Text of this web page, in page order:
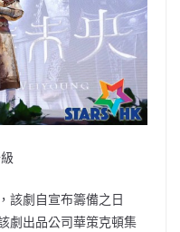
該劇自宣布籌備之日
劇出品公司華策克頓集